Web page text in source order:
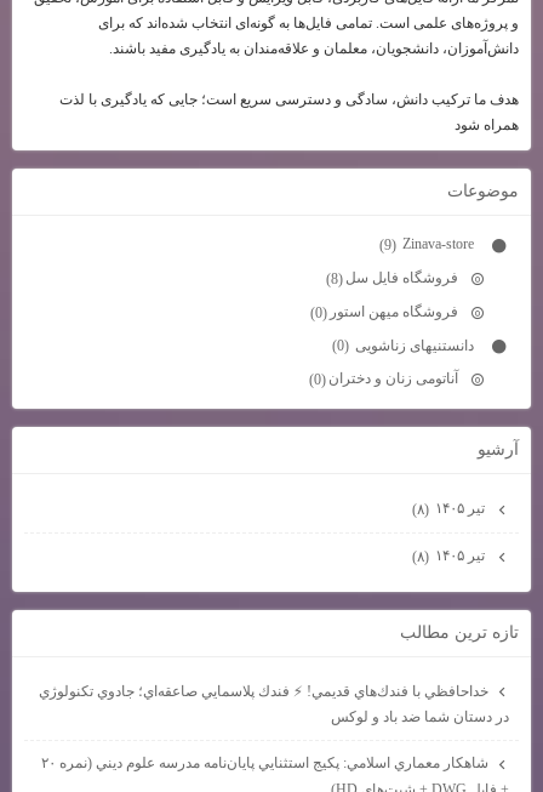
و پروژه‌های علمی است. تمامی فایل‌ها به گونه‌ای انتخاب شده‌اند که برای
دانش‌آموزان، دانشجویان، معلمان و علاقه‌مندان به یادگیری مفید باشند.
هدف ما ترکیب دانش، سادگی و دسترسی سریع است؛ جایی که یادگیری با لذت
همراه شود
موضوعات
(9)
فروشگاه فایل سل (8)
فروشگاه میهن استور (0)
دانستنیهای زناشویی (0)
آناتومی زنان و دختران (0)
آرشيو
تیر ۱۴۰۵ (۸)
تیر ۱۴۰۵ (۸)
تازه ترين مطالب
خداحافظي با فندك‌هاي قديمي! ⚡ فندك پلاسمايي صاعقه‌اي؛ جادوي تكنولوژي
در دستان شما ضد باد و لوكس
شاهكار معماري اسلامي: پكيج استثنايي پايان‌نامه مدرسه علوم ديني (نمره ۲۰